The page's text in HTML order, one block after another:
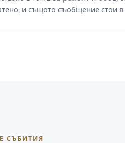
и същото съобщение стои в
СЪБИТИЯ